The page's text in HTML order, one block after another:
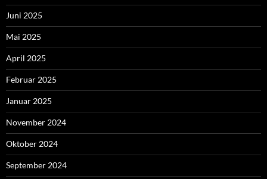
Juni 2025
Mai 2025
April 2025
Februar 2025
Januar 2025
November 2024
Oktober 2024
September 2024